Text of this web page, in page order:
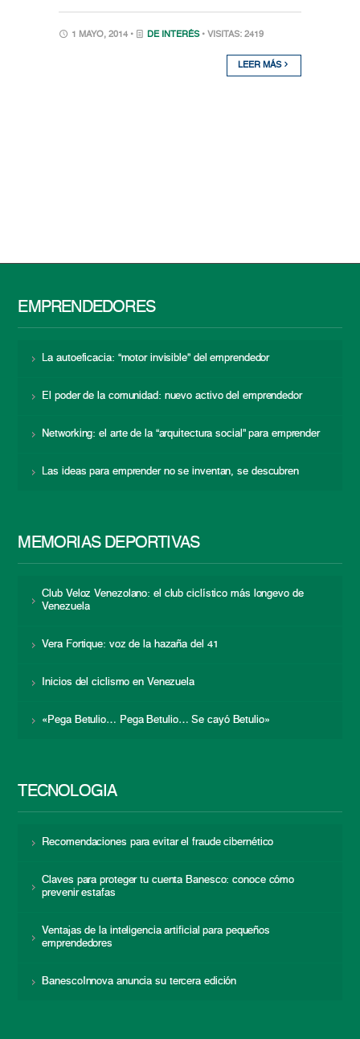
1 MAYO, 2014 • DE INTERÉS • VISITAS: 2419
LEER MÁS
EMPRENDEDORES
La autoeficacia: “motor invisible” del emprendedor
El poder de la comunidad: nuevo activo del emprendedor
Networking: el arte de la “arquitectura social” para emprender
Las ideas para emprender no se inventan, se descubren
MEMORIAS DEPORTIVAS
Club Veloz Venezolano: el club ciclístico más longevo de
Venezuela
Vera Fortique: voz de la hazaña del 41
Inicios del ciclismo en Venezuela
«Pega Betulio… Pega Betulio… Se cayó Betulio»
TECNOLOGÍA
Recomendaciones para evitar el fraude cibernético
Claves para proteger tu cuenta Banesco: conoce cómo
prevenir estafas
Ventajas de la inteligencia artificial para pequeños
emprendedores
BanescoInnova anuncia su tercera edición